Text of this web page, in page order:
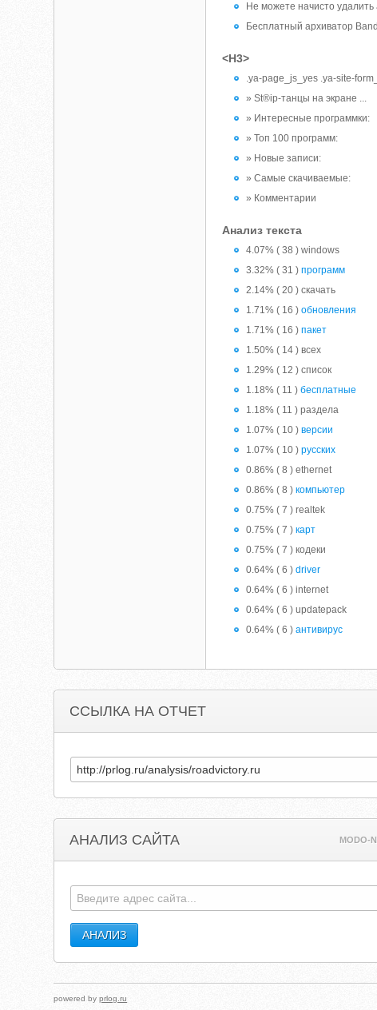
Не можете начисто удалить
Бесплатный архиватор
<H3>
.ya-page_js_yes .ya-site-
» St®ip-танцы на экране ...
» Интересные программки:
» Топ 100 программ:
» Новые записи:
» Самые скачиваемые:
» Комментарии
Анализ текста
4.07% ( 38 ) windows
3.32% ( 31 )программ
2.14% ( 20 ) скачать
1.71% ( 16 )обновления
1.71% ( 16 )пакет
1.50% ( 14 ) всех
1.29% ( 12 ) список
1.18% ( 11 )бесплатные
1.18% ( 11 ) раздела
1.07% ( 10 )версии
1.07% ( 10 )русских
0.86% ( 8 ) ethernet
0.86% ( 8 )компьютер
0.75% ( 7 ) realtek
0.75% ( 7 )карт
0.75% ( 7 ) кодеки
0.64% ( 6 )driver
0.64% ( 6 ) internet
0.64% ( 6 ) updatepack
0.64% ( 6 )антивирус
ССЫЛКА НА ОТЧЕТ
АНАЛИЗ САЙТА MODO-
powered byprlog.ru